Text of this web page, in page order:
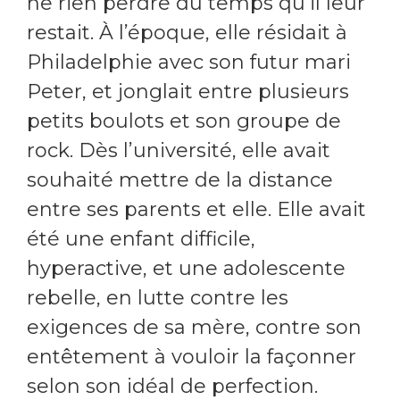
restait. À l’époque, elle résidait à
Philadelphie avec son futur mari
Peter, et jonglait entre plusieurs
petits boulots et son groupe de
rock. Dès l’université, elle avait
souhaité mettre de la distance
entre ses parents et elle. Elle avait
été une enfant difficile,
hyperactive, et une adolescente
rebelle, en lutte contre les
exigences de sa mère, contre son
entêtement à vouloir la façonner
selon son idéal de perfection.